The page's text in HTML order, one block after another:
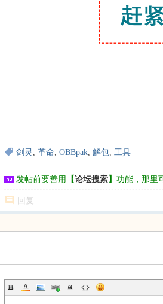
剑灵 , 革命, OBBpak, 解包, 工具
发帖前要善用 【论坛搜索】 功能，那里
回复